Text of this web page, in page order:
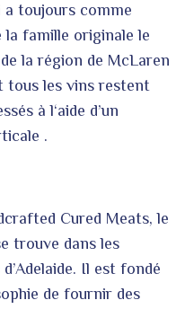
a toujours comme
famille originale le
la région de McLaren
tous les vins restent
à l‘aide d’un
.
Cured Meats, le
trouve dans les
Il est fondé
de fournir des